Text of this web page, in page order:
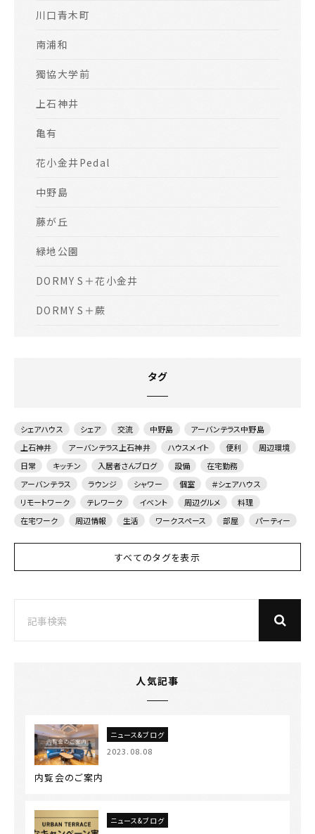
川口青木町
南浦和
獨協大学前
上石神井
亀有
花小金井Pedal
中野島
藤が丘
緑地公園
DORMY S＋花小金井
DORMY S＋蕨
タグ
シェアハウス シェア 交流 中野島
アーバンテラス中野島
上石神井
アーバンテラス上石神井 ハウスメイト 便利
周辺環境
日常
キッチン 入居者さんブログ 設備
在宅勤務
アーバンテラス
ラウンジ シャワー 個室
＃シェアハウス
リモートワーク
テレワーク イベント 周辺グルメ
料理
在宅ワーク
周辺情報 生活 ワークスペース 部屋 パーティー
すべてのタグを表示
人気記事
ニュース&ブログ
2023.08.08
内覧会のご案内
ニュース&ブログ